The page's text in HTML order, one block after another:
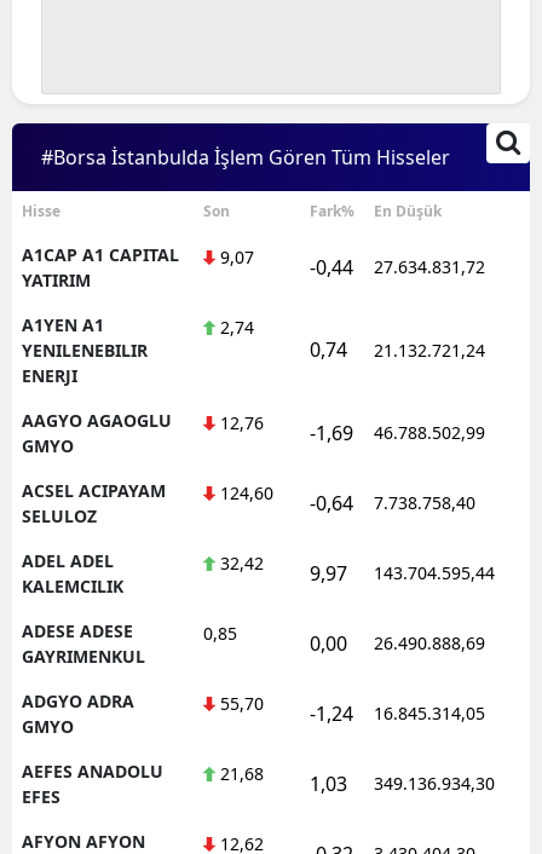
#Borsa İstanbulda İşlem Gören Tüm Hisseler
Hisse Son Fark% En Düşük
A1CAP A1 CAPITAL
YATIRIM
9,07 -0,44 27.634.831,72
A1YEN A1
YENILENEBILIR
ENERJI
2,74
0,74 21.132.721,24
AAGYO AGAOGLU
GMYO
12,76 -1,69 46.788.502,99
ACSEL ACIPAYAM
SELULOZ
124,60 -0,64 7.738.758,40
ADEL ADEL
KALEMCILIK
32,42 9,97 143.704.595,44
ADESE ADESE
GAYRIMENKUL
0,85 0,00 26.490.888,69
ADGYO ADRA
GMYO
55,70 -1,24 16.845.314,05
AEFES ANADOLU
EFES
21,68 1,03 349.136.934,30
AFYON AFYON 12,62